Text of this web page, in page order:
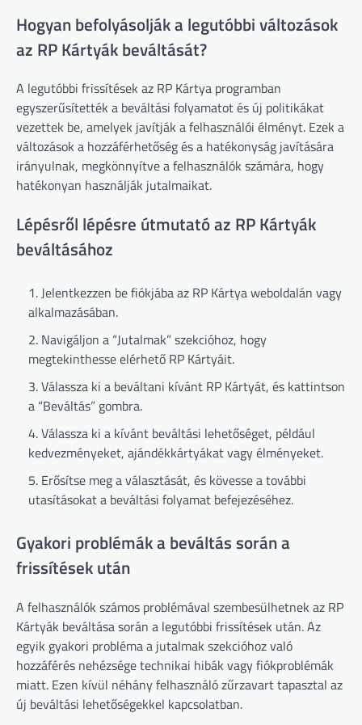
Hogyan befolyásolják a legutóbbi változások
az RP Kártyák beváltását?
A legutóbbi frissítések az RP Kártya programban
egyszerűsítették a beváltási folyamatot és új politikákat
vezettek be, amelyek javítják a felhasználói élményt. Ezek a
változások a hozzáférhetőség és a hatékonyság javítására
irányulnak, megkönnyítve a felhasználók számára, hogy
hatékonyan használják jutalmaikat.
Lépésről lépésre útmutató az RP Kártyák
beváltásához
Jelentkezzen be fiókjába az RP Kártya weboldalán vagy
alkalmazásában.
Navigáljon a “Jutalmak” szekcióhoz, hogy
megtekinthesse elérhető RP Kártyáit.
Válassza ki a beváltani kívánt RP Kártyát, és kattintson
a “Beváltás” gombra.
Válassza ki a kívánt beváltási lehetőséget, például
kedvezményeket, ajándékkártyákat vagy élményeket.
Erősítse meg a választását, és kövesse a további
utasításokat a beváltási folyamat befejezéséhez.
Gyakori problémák a beváltás során a
frissítések után
A felhasználók számos problémával szembesülhetnek az RP
Kártyák beváltása során a legutóbbi frissítések után. Az
egyik gyakori probléma a jutalmak szekcióhoz való
hozzáférés nehézsége technikai hibák vagy fiókproblémák
miatt. Ezen kívül néhány felhasználó zűrzavart tapasztal az
új beváltási lehetőségekkel kapcsolatban.